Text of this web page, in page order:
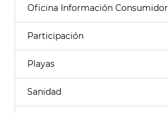
Oficina Información Consumidor
Participación
Playas
Sanidad